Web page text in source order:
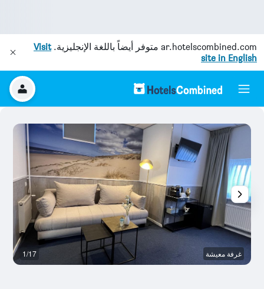
ar.hotelscombined.com متوفر أيضاً باللغة الإنجليزية.Visit
site in English
غرفة معيشة 1/17